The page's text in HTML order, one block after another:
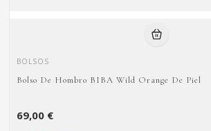
BOLSOS
Bolso De Hombro BIBA Wild Orange De Piel
69,00 €